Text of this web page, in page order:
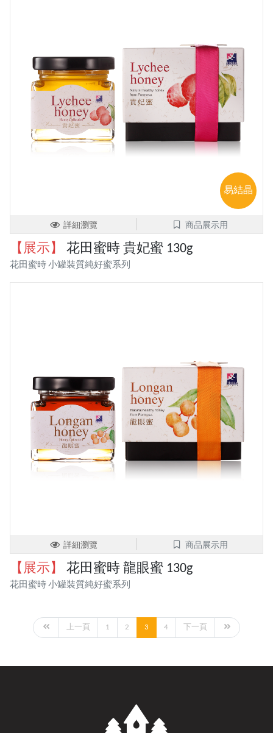
易結晶
詳細瀏覽 商品展示用
【展示】 花田蜜時 貴妃蜜 130g
花田蜜時 小罐裝質純好蜜系列
詳細瀏覽 商品展示用
【展示】 花田蜜時 龍眼蜜 130g
花田蜜時 小罐裝質純好蜜系列
上一頁 1 2 3 4 下一頁